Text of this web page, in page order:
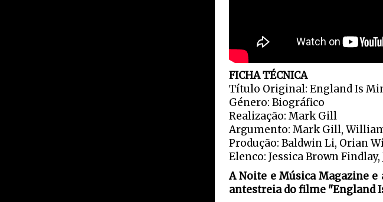
FICHA TÉCNICA
Título Original: England Is
Género: Biográfico
Realização: Mark Gill
Argumento: Mark Gill,
Produção: Baldwin Li, Orian
Elenco: Jessica Brown
A Noite e Música Magazine
antestreia do filme "England